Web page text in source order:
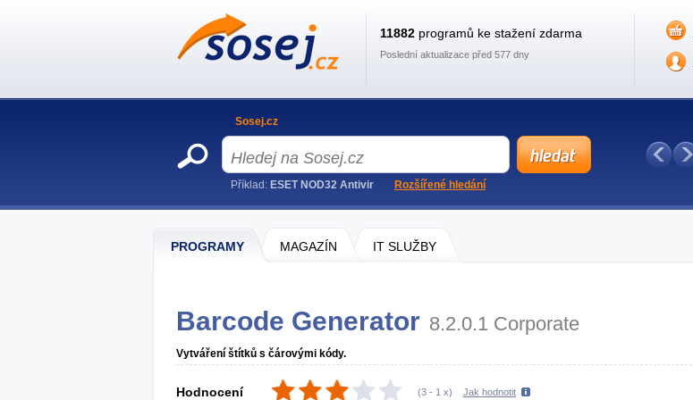
PROGRAMY MAGAZÍN IT SLUŽBY
Barcode Generator 8.2.0.1 Corporate
Vytváření štítků s čárovými kódy.
Hodnocení (3 - 1 x) Jak hodnotit
11882 programů ke stažení zdarma
Poslední aktualizace před 577 dny
Sosej.cz
Příklad: ESET NOD32 Antivir Rozšířené hledání